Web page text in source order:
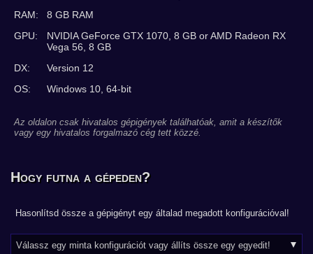
RAM:
8 GB RAM
GPU:
NVIDIA GeForce GTX 1070, 8 GB or AMD Radeon RX
Vega 56, 8 GB
DX:
Version 12
OS:
Windows 10, 64-bit
Az oldalon csak hivatalos gépigények találhatóak, amit a készítők
vagy egy hivatalos forgalmazó cég tett közzé.
Hogy futna a gépeden?
Hasonlítsd össze a gépigényt egy általad megadott konfigurációval!